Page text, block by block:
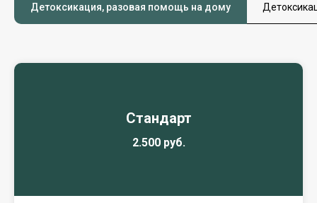
Детоксикация, разовая помощь на дому
Стандарт
2.500 руб.